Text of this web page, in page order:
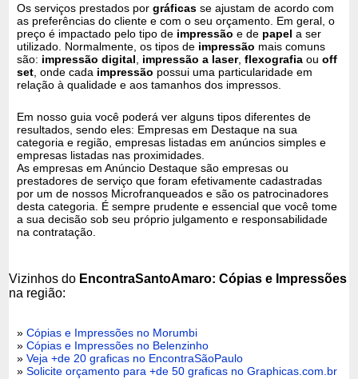
Os serviços prestados porgráficasse ajustam de acordo com
as preferências do cliente e com o seu orçamento. Em geral, o
preço é impactado pelo tipo de impressãoe de papela ser
utilizado. Normalmente, os tipos de impressão mais comuns
são: impressão digital impressão a laser, flexografiaouoff
set , onde cada impressão possui uma particularidade em
relação à qualidade e aos tamanhos dos impressos.
Em nosso guia você poderá ver alguns tipos diferentes de
resultados, sendo eles: Empresas em Destaque na sua
categoria e região, empresas listadas em anúncios simples e
empresas listadas nas proximidades.
As empresas em Anúncio Destaque são empresas ou
prestadores de serviço que foram efetivamente cadastradas
por um de nossos Microfranqueados e são os patrocinadores
desta categoria. É sempre prudente e essencial que você tome
a sua decisão sob seu próprio julgamento e responsabilidade
na contratação.
Vizinhos do EncontraSantoAmaro: Cópias e Impressões
na região:
»Cópias e Impressões no Morumbi
»Cópias e Impressões no Belenzinho
»Veja +de 20 graficas no EncontraSãoPaulo
»Solicite orçamento para +de 50 graficas no Graphicas.com.br